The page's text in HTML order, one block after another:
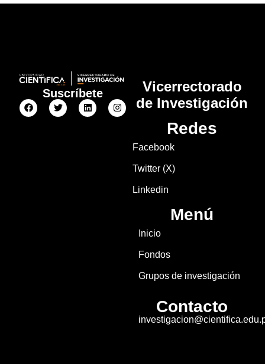
Suscríbete
Vicerrectorado
de Investigación
Redes
Facebook
Twitter (X)
Linkedin
Menú
Inicio
Fondos
Grupos de investigación
Contacto